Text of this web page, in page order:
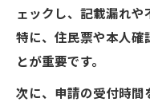
ェックし、記載漏れや
特に、住民票や本人確
とが重要です。
次に、申請の受付時間